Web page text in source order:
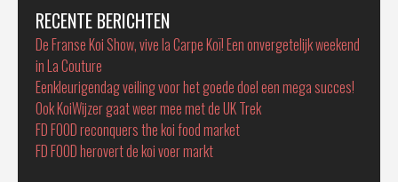
RECENTE BERICHTEN
De Franse Koi Show, vive la Carpe Koï! Een onvergetelijk weekend
in La Couture
Eenkleurigendag veiling voor het goede doel een mega succes!
Ook KoiWijzer gaat weer mee met de UK Trek
FD FOOD reconquers the koi food market
FD FOOD herovert de koi voer markt